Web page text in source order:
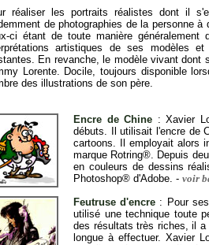
réaliser les portraits réalistes dont il
de photographies de la personne
ci étant de toute manière
artistiques de ses modèles
En revanche, le modèle vivant dont
Lorente. Docile, toujours disponible
des illustrations de son père.
Encre de Chine : Xavier
débuts. Il utilisait l'encre de
cartoons. Il employait alors
marque Rotring®. Depuis
en couleurs de dessins
Photoshop® d'Adobe. - voir
Feutruse d'encre : Pour
utilisé une technique toute
des résultats très riches, il
longue à effectuer. Xavier